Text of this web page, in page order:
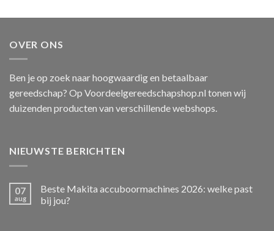
OVER ONS
Ben je op zoek naar hoogwaardig en betaalbaar
gereedschap? Op Voordeelgereedschapshop.nl tonen wij
duizenden producten van verschillende webshops.
NIEUWSTE BERICHTEN
07
aug
Beste Makita accuboormachines 2026: welke past
bij jou?